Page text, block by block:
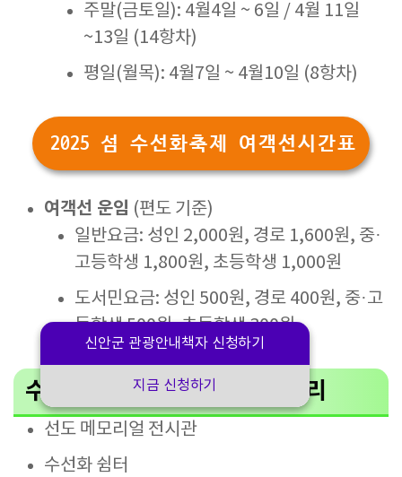
주말(금토일): 4월4일 ~ 6일 / 4월 11일
~13일 (14항차)
평일(월목): 4월7일 ~ 4월10일 (8항차)
2025 섬 수선화축제 여객선시간표
여객선 운임 (편도 기준)
일반요금: 성인 2,000원, 경로 1,600원, 중·
고등학생 1,800원, 초등학생 1,000원
도서민요금: 성인 500원, 경로 400원, 중·고
등학생 500원, 초등학생 300원
수선화정원 내 시설 및 즐길거리
선도 메모리얼 전시관
수선화 쉼터
신안군 관광안내책자 신청하기
지금 신청하기